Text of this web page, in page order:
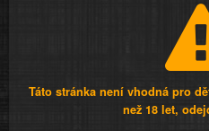
Táto stránka není vhodná pro
než 18 let,